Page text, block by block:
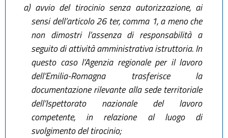
a)avvio del tirocinio senza autorizzazione, ai
sensi dell’articolo 26 ter, comma 1, a meno che
non dimostri l’assenza di responsabilità a
seguito di attività amministrativa istruttoria. In
questo caso l’Agenzia regionale per il lavoro
dell’Emilia-Romagna trasferisce la
documentazione rilevante alla sede territoriale
dell’Ispettorato nazionale del lavoro
competente, in relazione al luogo di
svolgimento del tirocinio;